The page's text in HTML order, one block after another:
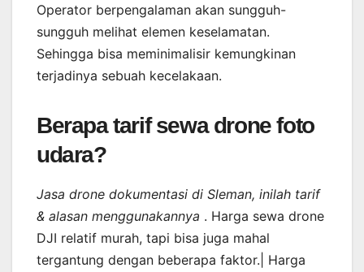
Operator berpengalaman akan sungguh-
sungguh melihat elemen keselamatan.
Sehingga bisa meminimalisir kemungkinan
terjadinya sebuah kecelakaan.
Berapa tarif sewa drone foto
udara?
Jasa drone dokumentasi di Sleman, inilah tarif
& alasan menggunakannya . Harga sewa drone
DJI relatif murah, tapi bisa juga mahal
tergantung dengan beberapa faktor.| Harga